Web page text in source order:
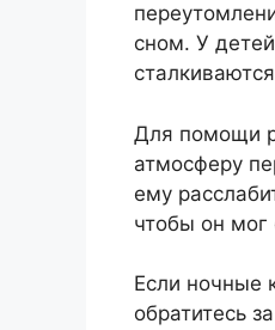
сном. У
Для помощи
атмосферу
ему
чтобы он мог
Если ночные
обратитесь